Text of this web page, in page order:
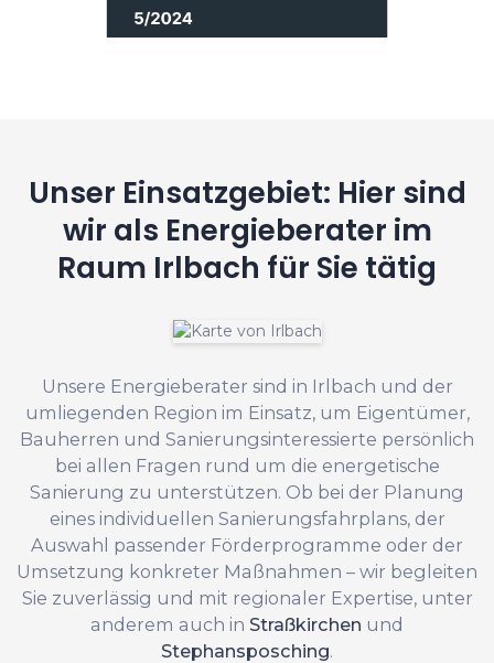
Unser Einsatzgebiet: Hier sind
wir als Energieberater im
Raum Irlbach für Sie tätig
Unsere Energieberater sind in Irlbach und der
umliegenden Region im Einsatz, um Eigentümer,
Bauherren und Sanierungsinteressierte persönlich
bei allen Fragen rund um die energetische
Sanierung zu unterstützen. Ob bei der Planung
eines individuellen Sanierungsfahrplans, der
Auswahl passender Förderprogramme oder der
Umsetzung konkreter Maßnahmen – wir begleiten
Sie zuverlässig und mit regionaler Expertise, unter
anderem auch in Straßkirchen und
Stephansposching.